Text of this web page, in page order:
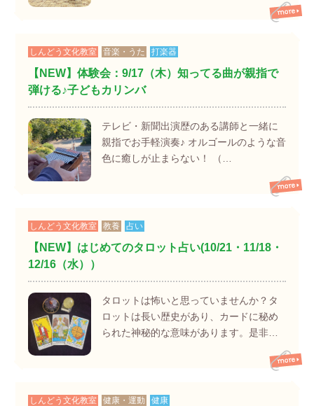
しんどう文化教室 音楽・うた 打楽器
【NEW】体験会：9/17（木）知ってる曲が親指で
弾ける♪子どもカリンバ
テレビ・新聞出演歴のある講師と一緒に
親指でお手軽演奏♪ オルゴールのような音
色に癒しが止まらない！ （…
しんどう文化教室 教養 占い
【NEW】はじめてのタロット占い(10/21・11/18・
12/16（水））
タロットは怖いと思っていませんか？タ
ロットは長い歴史があり、カードに秘め
られた神秘的な意味があります。是非…
しんどう文化教室 健康・運動 健康